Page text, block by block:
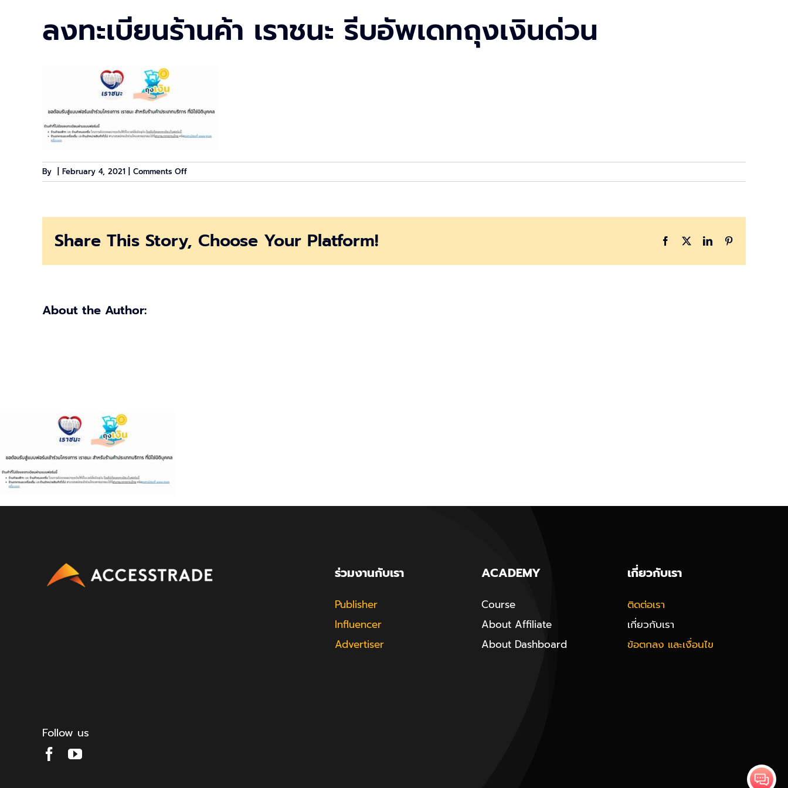
ลงทะเบียนร้านค้า เราชนะ รีบอัพเดทถุงเงินด่วน
By February 4, 2021 Comments Offon
ลง
เรา
ชนะ
Share This Story, Choose Your Platform! Facebook
X LinkedInPinterest
About the Author:
Follow us
ร่วมงานกับเรา
Publisher
Influencer
Advertiser
ACADEMY
Course
About Affiliate
About Dashboard
เกี่ยวกับเรา
ติดต่อเรา
เกี่ยวกับเรา
ข้อตกลง และเงื่อนไข